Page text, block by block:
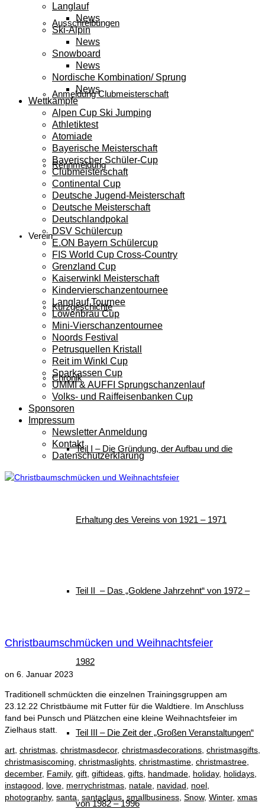
Ausschreibungen
Anmeldung Clubmeisterschaft
Rennmeldung
Verein
Kurzgeschichte
Chronik
Teil I – Die Gründung, der Aufbau und die
Erhaltung des Vereins von 1921 – 1971
Teil II – Das „Goldene Jahrzehnt“ von 1972 –
1982
Teil III – Die Zeit der „Großen Veranstaltungen“
von 1982 – 1996
Langlauf
News
Ski-Alpin
News
Snowboard
News
Nordische Kombination/ Sprung
News
Wettkämpfe
Alpen Cup Ski Jumping
Athletiktest
Atomiade
Bayerische Meisterschaft
Bayerischer Schüler-Cup
Clubmeisterschaft
Continental Cup
Deutsche Jugend-Meisterschaft
Deutsche Meisterschaft
Deutschlandpokal
DSV Schülercup
E.ON Bayern Schülercup
FIS World Cup Cross-Country
Grenzland Cup
Kaiserwinkl Meisterschaft
Kindervierschanzentournee
Langlauf Tournee
Löwenbräu Cup
Mini-Vierschanzentournee
Noords Festival
Petrusquellen Kristall
Reit im Winkl Cup
Sparkassen Cup
UMMI & AUFFI Sprungschanzenlauf
Volks- und Raiffeisenbanken Cup
Sponsoren
Impressum
Newsletter Anmeldung
Kontakt
Datenschutzerklärung
Christbaumschmücken und Weihnachtsfeier
on 6. Januar 2023
Traditionell schmückten die einzelnen Trainingsgruppen am
23.12.22 Christbäume mit Futter für die Waldtiere. Im Anschluss
fand bei Punsch und Plätzchen eine kleine Weihnachtsfeier im
Zielhaus statt.
art christmas christmasdecor, christmasdecorations christmasgifts
christmasiscoming christmaslights christmastime christmastree
december, Family, gift giftideas gifts handmade holiday, holidays
instagood
love merrychristmas natale navidad noel
photography, santa santaclaus smallbusiness Snow, Winter, xmas